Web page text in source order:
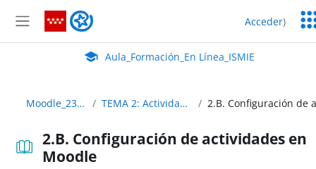
Panel lateral
Aula_Formación_En Línea_ISMIE Acceder)
Aula Virtual de EducaMadrid:
Aula_Formación_En Línea_ISMIE
Moodle_2324_Abierto TEMA 2: Actividades y evaluación
2.B. Configuración de actividades en
Moodle